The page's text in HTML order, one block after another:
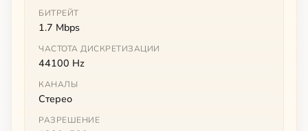
БИТРЕЙТ
1.7 Mbps
ЧАСТОТА ДИСКРЕТИЗАЦИИ
44100 Hz
КАНАЛЫ
Стерео
РАЗРЕШЕНИЕ